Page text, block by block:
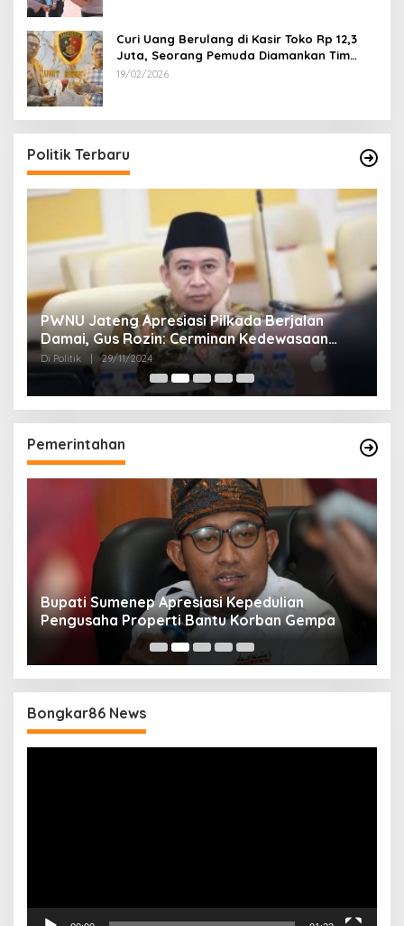
Curi Uang Berulang di Kasir Toko Rp 12,3
Juta, Seorang Pemuda Diamankan Tim
Reskrim Polsek Lenteng Sumenep
19/02/2026
Politik Terbaru
PWNU Jateng Apresiasi Pilkada Berjalan
Damai, Gus Rozin: Cerminan Kedewasaan
Politik Masyarakat
Di Politik 29/11/2024
Pemerintahan
Bupati Sumenep Apresiasi Kepedulian
Pengusaha Properti Bantu Korban Gempa
Bongkar86 News